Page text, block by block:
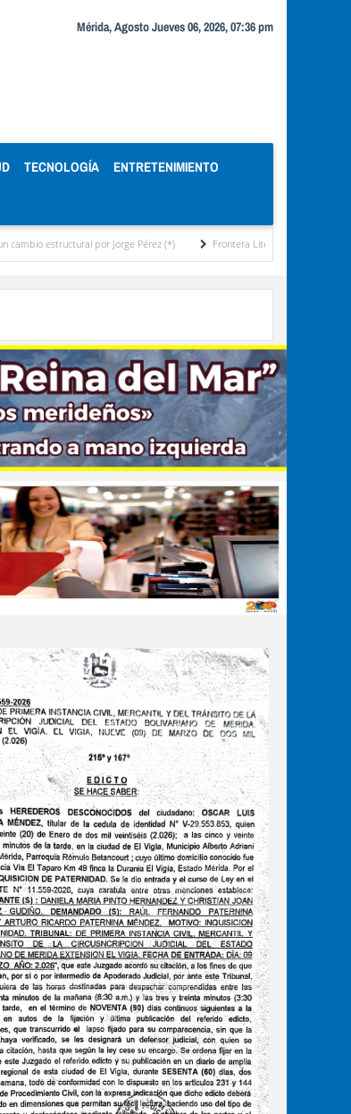
Mérida, Agosto Jueves 06, 2026, 07:36 pm
TECNOLOGÍA ENTRETENIMIENTO
por Jorge Pérez (*) Frontera Literaria por Arinda Engelke